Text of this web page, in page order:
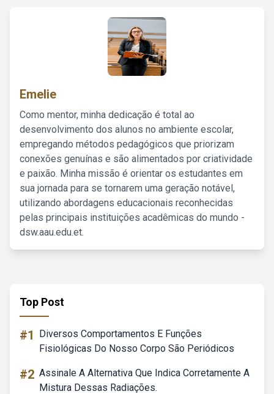
Emelie
Como mentor, minha dedicação é total ao
desenvolvimento dos alunos no ambiente escolar,
empregando métodos pedagógicos que priorizam
conexões genuínas e são alimentados por criatividade
e paixão. Minha missão é orientar os estudantes em
sua jornada para se tornarem uma geração notável,
utilizando abordagens educacionais reconhecidas
pelas principais instituições acadêmicas do mundo -
dsw.aau.edu.et.
Top Post
#1
Diversos Comportamentos E Funções
Fisiológicas Do Nosso Corpo São Periódicos
#2 Assinale A Alternativa Que Indica Corretamente A
Mistura Dessas Radiações.